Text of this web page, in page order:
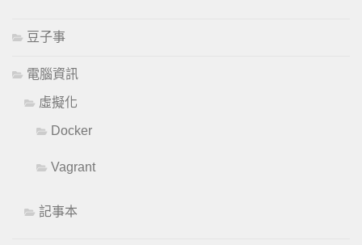
豆子事
電腦資訊
虛擬化
Docker
Vagrant
記事本